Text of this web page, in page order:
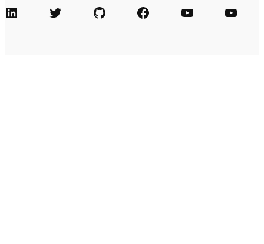
LinkedIn Twitter GitHub Facebook Agile Videos Tech-Videos